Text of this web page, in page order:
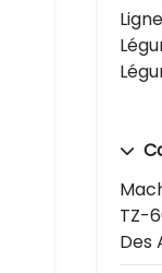
TZ-
Des